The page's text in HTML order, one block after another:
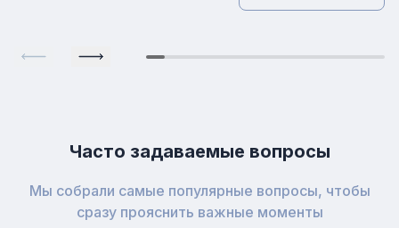
Часто задаваемые вопросы
Мы собрали самые популярные вопросы, чтобы
сразу прояснить важные моменты